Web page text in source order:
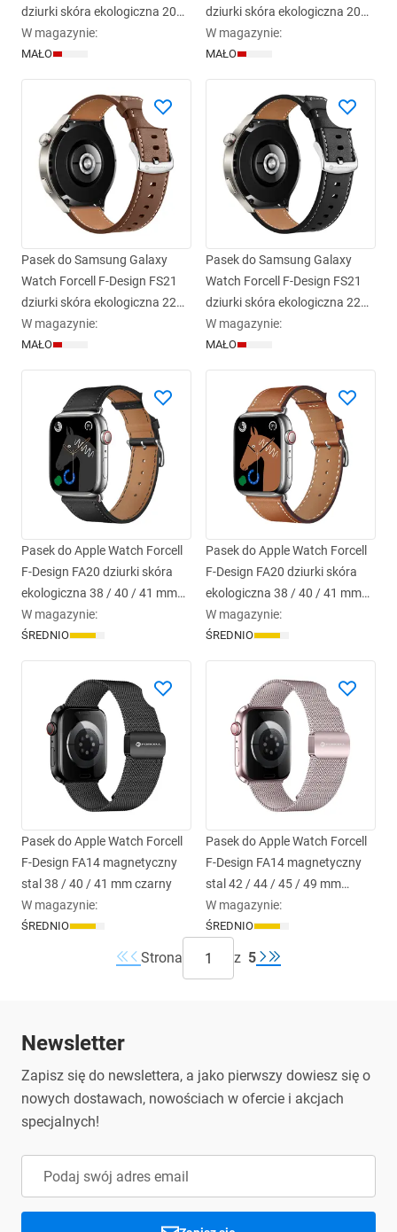
dziurki skóra ekologiczna 20
mm czarny
W magazynie:
MAŁO
dziurki skóra ekologiczna 20
mm brązowy
W magazynie:
MAŁO
Pasek do Samsung Galaxy
Watch Forcell F-Design FS21
dziurki skóra ekologiczna 22
mm brązowy
W magazynie:
MAŁO
Pasek do Samsung Galaxy
Watch Forcell F-Design FS21
dziurki skóra ekologiczna 22
mm czarny
W magazynie:
MAŁO
Pasek do Apple Watch Forcell
F-Design FA20 dziurki skóra
ekologiczna 38 / 40 / 41 mm
czarny
W magazynie:
ŚREDNIO
Pasek do Apple Watch Forcell
F-Design FA20 dziurki skóra
ekologiczna 38 / 40 / 41 mm
brązowy
W magazynie:
ŚREDNIO
Pasek do Apple Watch Forcell
F-Design FA14 magnetyczny
stal 38 / 40 / 41 mm czarny
W magazynie:
ŚREDNIO
Pasek do Apple Watch Forcell
F-Design FA14 magnetyczny
stal 42 / 44 / 45 / 49 mm
różowy
W magazynie:
ŚREDNIO
Strona z 5
Newsletter
Zapisz się do newslettera, a jako pierwszy dowiesz się o
nowych dostawach, nowościach w ofercie i akcjach
specjalnych!